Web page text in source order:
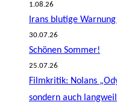
1.08.26
Irans blutige
30.07.26
Schönen Sommer!
25.07.26
Filmkritik: Nolans
sondern auch